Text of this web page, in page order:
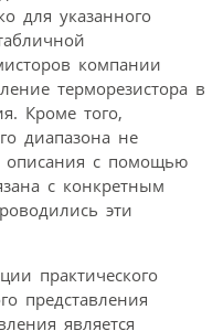
для указанного
компании
терморезистора в
Кроме того,
диапазона не
описания с помощью
с конкретным
эти
практического
представления
является